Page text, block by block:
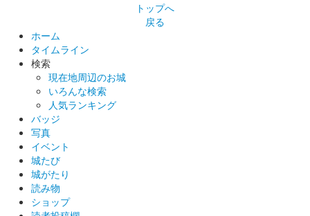
トップへ
戻る
ホーム
タイムライン
検索
現在地周辺のお城
いろんな検索
人気ランキング
バッジ
写真
イベント
城たび
城がたり
読み物
ショップ